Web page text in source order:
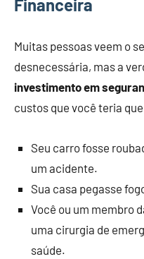
Financeira
Muitas pessoas veem o
desnecessária, mas a
investimento em
custos que você teria
Seu carro fosse
um acidente.
Sua casa pegasse
Você ou um membro
uma cirurgia de
saúde.